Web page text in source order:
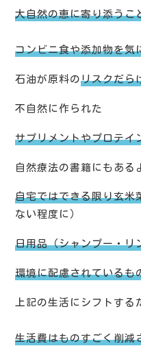
大自然の恵に寄り添うこ
コンビニ食や添加物を気
石油が原料のリスクだら
不自然に作られた
サプリメントやプロテイ
自然療法の書籍にもある
自宅ではできる限り玄米
ない程度に）
日用品（シャンプー・リ
環境に配慮されているも
上記の生活にシフトする
生活費はものすごく削減